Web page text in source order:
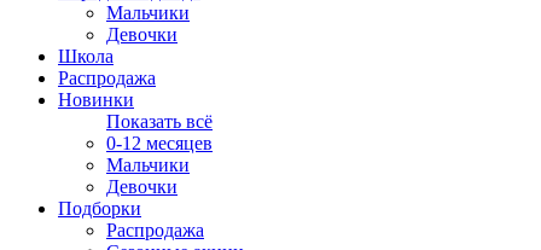
Мальчики
Девочки
Школа
Распродажа
Новинки
Показать всё
0-12 месяцев
Мальчики
Девочки
Подборки
Распродажа